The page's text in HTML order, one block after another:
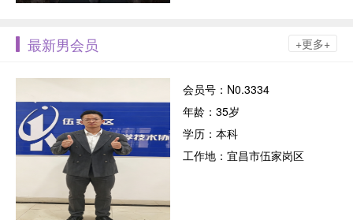
最新男会员 +更多+
会员号：N0.3334
年龄：35岁
学历：本科
工作地：宜昌市伍家岗区